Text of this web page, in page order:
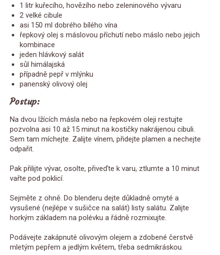
1 litr kuřecího, hovězího nebo zeleninového vývaru
2 velké cibule
asi 150 ml dobrého bílého vína
řepkový olej s máslovou příchutí nebo máslo nebo jejich
kombinace
jeden hlávkový salát
sůl himálajská
případně pepř v mlýnku
panenský olivový olej
Postup:
Na dvou lžících másla nebo na řepkovém oleji restujte
pozvolna asi 10 až 15 minut na kostičky nakrájenou cibuli.
Sem tam míchejte. Zalijte vínem, přidejte plamen a nechejte
odpařit.
Pak přilijte vývar, osolte, přiveďte k varu, ztlumte a 10 minut
vařte pod poklicí.
Sejměte z ohně. Do blenderu dejte důkladně omyté a
vysušené (nejlépe v sušičce na salát) listy salátu. Zalijte
horkým základem na polévku a řádně rozmixujte.
Podávejte zakápnuté olivovým olejem a zdobené čerstvě
mletým pepřem a jedlým květem, třeba sedmikráskou.